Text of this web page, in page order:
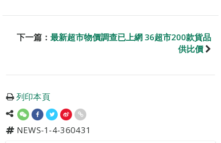
下一篇： 最新超市物價調查已上網 36超市200款貨品
供比價
列印本頁
NEWS-1-4-360431